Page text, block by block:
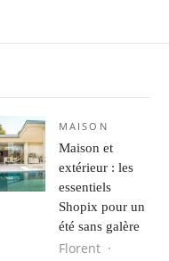
MAISON
Maison et
extérieur : les
essentiels
Shopix pour un
été sans galère
Florent